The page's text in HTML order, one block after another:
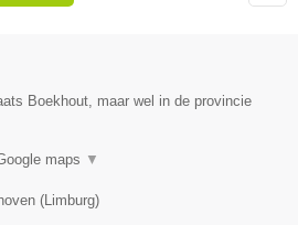
Boekhout, maar wel in de provincie
maps ▼
(Limburg)